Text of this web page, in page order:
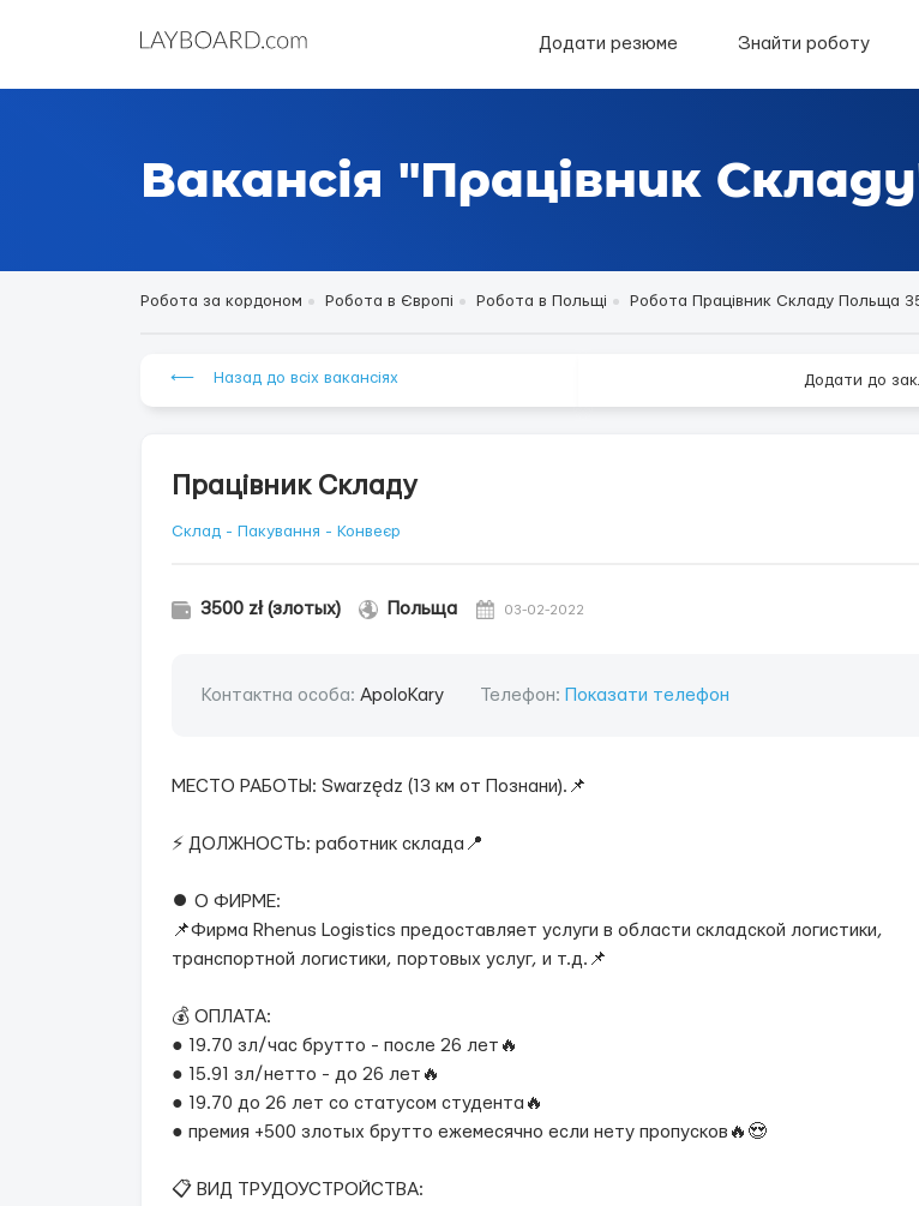
Додати резюме Знайти роботу
Вакансія "Працівник
Робота за кордоном Робота в Європі Робота в Польщі Робота Працівник Складу Польща
⟵ Назад до всіх вакансіях Додати до
Працівник Складу
Склад - Пакування - Конвеєр
3500 zł (злотых) Польща 03-02-2022
Контактна особа: ApoloKary Телефон: Показати телефон
МЕСТО РАБОТЫ: Swarzędz (13 км от Познани).📌
⚡ ДОЛЖНОСТЬ: работник склада📍
⏺ О ФИРМЕ:
📌Фирма Rhenus Logistics предоставляет услуги в области складской логистики,
транспортной логистики, портовых услуг, и т.д.📌
💰 ОПЛАТА:
● 19.70 зл/час брутто - после 26 лет🔥
● 15.91 зл/нетто - до 26 лет🔥
● 19.70 до 26 лет со статусом студента🔥
● премия +500 злотых брутто ежемесячно если нету пропусков🔥😍
📋 ВИД ТРУДОУСТРОЙСТВА: